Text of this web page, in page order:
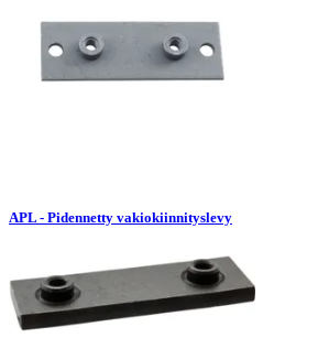
APL - Pidennetty vakiokiinnityslevy